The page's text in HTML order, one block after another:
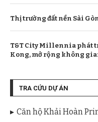
Thị trường đất nền Sài
T&T City Millennia phát
Kong, mở rộng không
TRA CỨU DỰ ÁN
Căn hộ Khải Hoàn